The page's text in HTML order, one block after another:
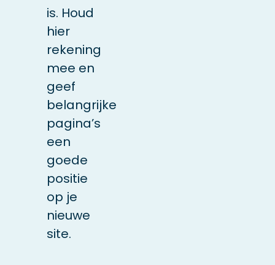
is. Houd
hier
rekening
mee en
geef
belangrijke
pagina’s
een
goede
positie
op je
nieuwe
site.